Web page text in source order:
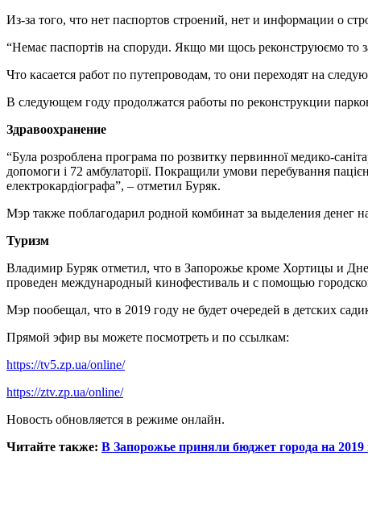
Из-за того, что нет паспортов строений, нет и информации о
“Немає паспортів на споруди. Якщо ми щось реконструюємо то
Что касается работ по путепроводам, то они переходят на
В следующем году продолжатся работы по реконструкции
Здравоохранение
“Була розроблена програма по розвитку первинної медико-
допомоги і 72 амбулаторії. Покращили умови перебування
електрокардіографа”, – отметил Буряк.
Мэр также поблагодарил родной комбинат за выделения денег
Туризм
Владимир Буряк отметил, что в Запорожье кроме Хортицы и
проведен международный кинофестиваль и с помощью
Мэр пообещал, что в 2019 году не будет очередей в детских
Прямой эфир вы можете посмотреть и по ссылкам:
https://tv5.zp.ua/online/
https://ztv.zp.ua/online/
Новость обновляется в режиме онлайн.
Читайте также: В Запорожье приняли бюджет города на 2019